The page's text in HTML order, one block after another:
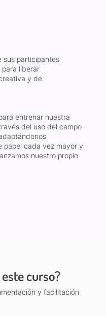
sus participantes
liberar
y de
entrenar nuestra
del uso del campo
papel cada vez mayor y
nuestro propio
curso?
y facilitación